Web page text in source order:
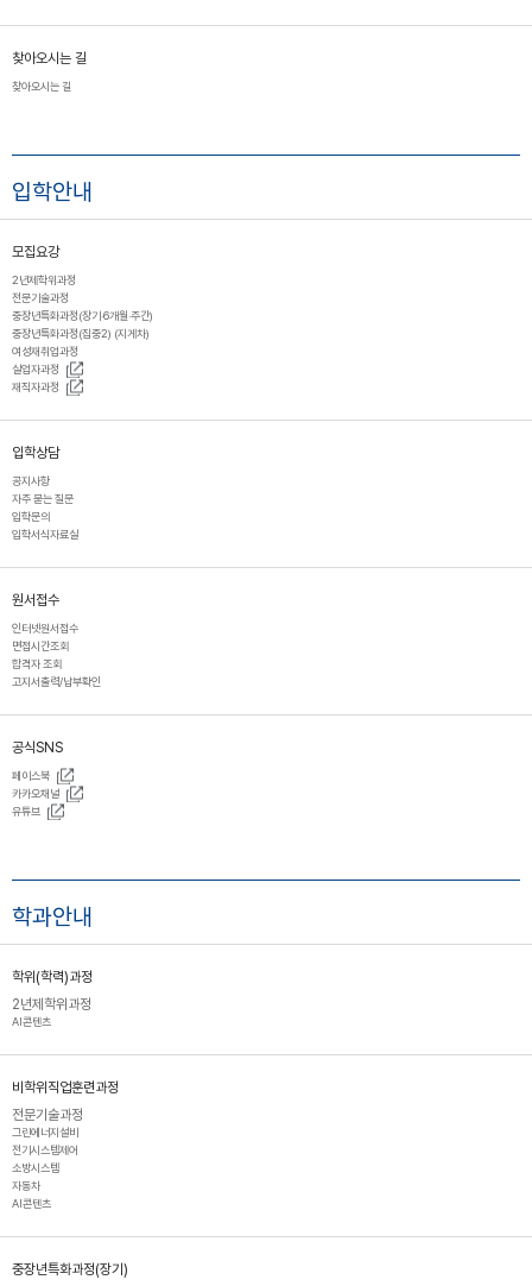
찾아오시는 길
찾아오시는 길
입학안내
모집요강
2년제학위과정
전문기술과정
중장년특화과정(장기·6개월·주간)
중장년특화과정(집중2) (지게차)
여성재취업과정
실업자과정
재직자과정
입학상담
공지사항
자주 묻는 질문
입학문의
입학서식자료실
원서접수
인터넷원서접수
면접시간조회
합격자 조회
고지서출력/납부확인
공식SNS
페이스북
카카오채널
유튜브
학과안내
학위(학력)과정
2년제학위과정
AI콘텐츠
비학위직업훈련과정
전문기술과정
그린에너지설비
전기시스템제어
소방시스템
자동차
AI콘텐츠
중장년특화과정(장기)